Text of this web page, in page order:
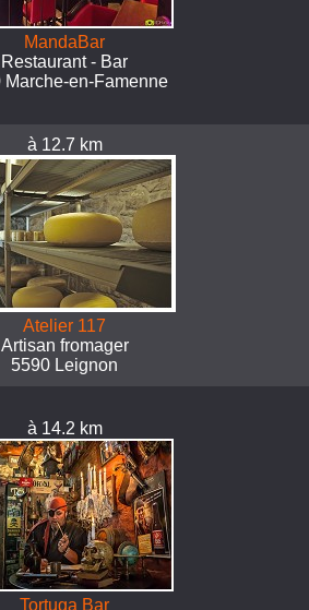
MandaBar
Restaurant - Bar
Marche-en-Famenne
à 12.7 km
Atelier 117
Artisan fromager
5590 Leignon
à 14.2 km
Tortuga Bar